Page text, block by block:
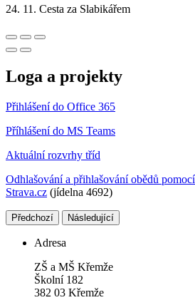
24. 11. Cesta za Slabikářem
Loga a projekty
Přihlášení do Office 365
Příhlášení do MS Teams
Aktuální rozvrhy tříd
Odhlašování a přihlašování obědů
Strava.cz (jídelna 4692)
Předchozí Následující
Adresa
ZŠ a MŠ Křemže
Školní 182
382 03 Křemže